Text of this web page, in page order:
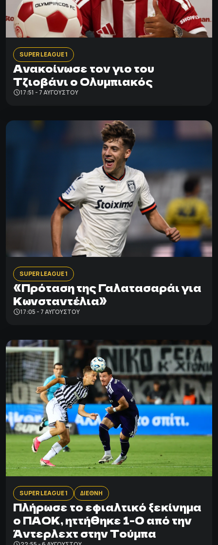
SUPER LEAGUE 1
Ανακοίνωσε τον γιο του
Τζιοβάνι ο Ολυμπιακός
17:51 - 7 ΑΥΓΟΎΣΤΟΥ
SUPER LEAGUE 1
«Πρόταση της Γαλατασαράι για
Κωνσταντέλια»
17:05 - 7 ΑΥΓΟΎΣΤΟΥ
SUPER LEAGUE 1 ΔΙΕΘΝΗ
Πλήρωσε το εφιαλτικό ξεκίνημα
ο ΠΑΟΚ, ηττήθηκε 1-0 από την
Άντερλεχτ στην Τούμπα